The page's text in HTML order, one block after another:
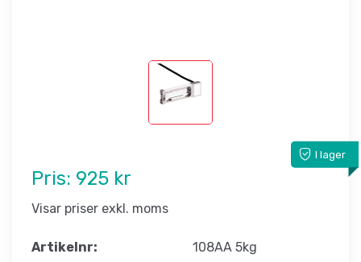
I lager
Pris: 925 kr
Visar priser exkl. moms
Artikelnr: 108AA 5kg